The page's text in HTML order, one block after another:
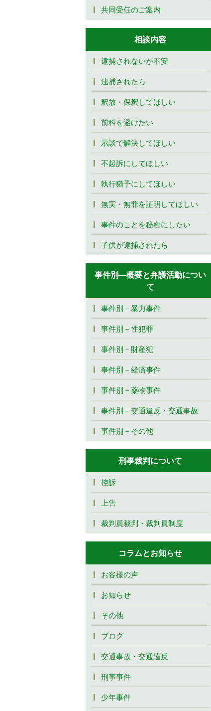
共同受任のご案内
相談内容
逮捕されないか不安
逮捕されたら
釈放・保釈してほしい
前科を避けたい
示談で解決してほしい
不起訴にしてほしい
執行猶予にしてほしい
無実・無罪を証明してほしい
事件のことを秘密にしたい
子供が逮捕されたら
事件別―概要と弁護活動につい
て
事件別－暴力事件
事件別－性犯罪
事件別－財産犯
事件別－経済事件
事件別－薬物事件
事件別－交通違反・交通事故
事件別－その他
刑事裁判について
控訴
上告
裁判員裁判・裁判員制度
コラムとお知らせ
お客様の声
お知らせ
その他
ブログ
交通事故・交通違反
刑事事件
少年事件